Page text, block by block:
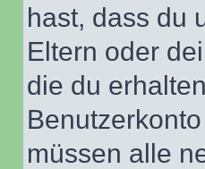
hast, dass du
Eltern oder
die du
müssen alle